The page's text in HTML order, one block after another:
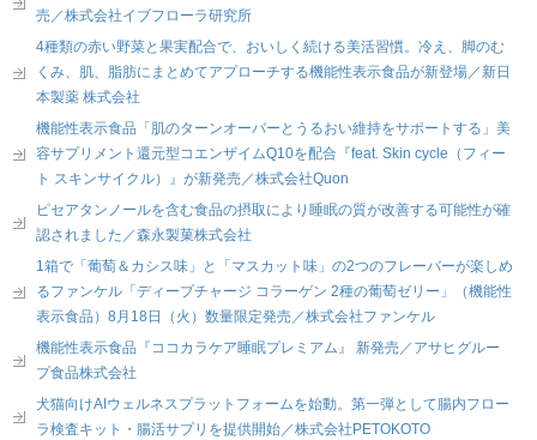
売／株式会社イブフローラ研究所
4種類の赤い野菜と果実配合で、おいしく続ける美活習慣。冷え、脚のむ
くみ、肌、脂肪にまとめてアプローチする機能性表示食品が新登場／新日
本製薬 株式会社
機能性表示食品「肌のターンオーバーとうるおい維持をサポートする」美
容サプリメント還元型コエンザイムQ10を配合『feat. Skin cycle（フィー
ト スキンサイクル）』が新発売／株式会社Quon
ピセアタンノールを含む食品の摂取により睡眠の質が改善する可能性が確
認されました／森永製菓株式会社
1箱で「葡萄＆カシス味」と「マスカット味」の2つのフレーバーが楽しめ
るファンケル「ディープチャージ コラーゲン 2種の葡萄ゼリー」（機能性
表示食品）8月18日（火）数量限定発売／株式会社ファンケル
機能性表示食品『ココカラケア睡眠プレミアム』 新発売／アサヒグルー
プ食品株式会社
犬猫向けAIウェルネスプラットフォームを始動。第一弾として腸内フロー
ラ検査キット・腸活サプリを提供開始／株式会社PETOKOTO